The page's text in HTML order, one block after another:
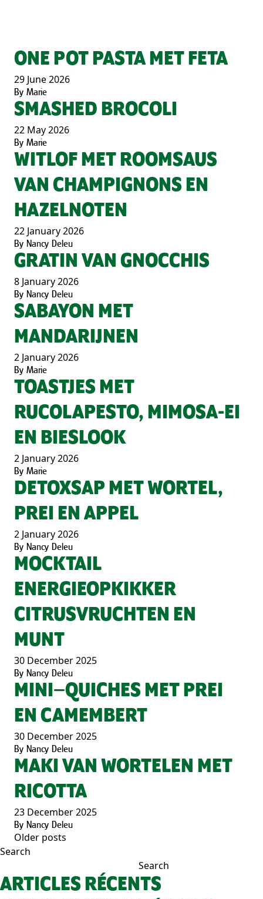
ONE POT PASTA MET FETA
29 June 2026
By Marie
SMASHED BROCOLI
22 May 2026
By Marie
WITLOF MET ROOMSAUS
VAN CHAMPIGNONS EN
HAZELNOTEN
22 January 2026
By Nancy Deleu
GRATIN VAN GNOCCHIS
8 January 2026
By Nancy Deleu
SABAYON MET
MANDARIJNEN
2 January 2026
By Marie
TOASTJES MET
RUCOLAPESTO, MIMOSA-EI
EN BIESLOOK
2 January 2026
By Marie
DETOXSAP MET WORTEL,
PREI EN APPEL
2 January 2026
By Nancy Deleu
MOCKTAIL
ENERGIEOPKIKKER
CITRUSVRUCHTEN EN
MUNT
30 December 2025
By Nancy Deleu
MINI–QUICHES MET PREI
EN CAMEMBERT
30 December 2025
By Nancy Deleu
MAKI VAN WORTELEN MET
RICOTTA
23 December 2025
By Nancy Deleu
POSTS
NAVIGATION
Older posts
Search
Search
ARTICLES RÉCENTS